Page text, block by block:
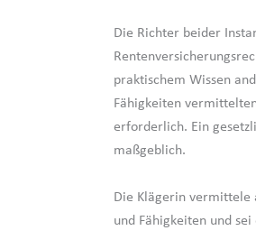
Die Richter beider
praktischem Wissen
Fähigkeiten
erforderlich. Ein
maßgeblich.
Die Klägerin vermittele
und Fähigkeiten und